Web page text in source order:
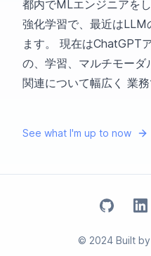
都内でMLエンジニアを
強化学習で、最近はLLM
ます。 現在はChatGPT
の、学習、マルチモー
関連について幅広く 業務
See what I'm up to now
Go to my
© 2024 Built by